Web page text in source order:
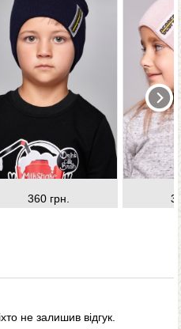
360 грн.
не залишив відгук.